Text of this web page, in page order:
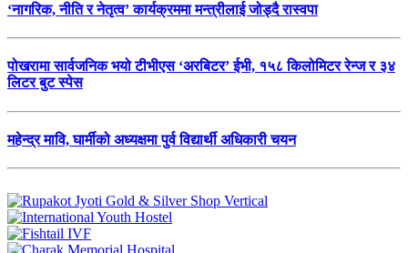
‘नागरिक, नीति र नेतृत्व’ कार्यक्रममा मन्त्रीलाई जोड्दै रास्वपा
पोखरामा सार्वजनिक भयो टीभीएस ‘अरबिटर’ ईभी, १५८ किलोमिटर रेन्ज र ३४
लिटर बुट स्पेस
महेन्द्र मावि, घार्मीको अध्यक्षमा पुर्व विद्यार्थी अधिकारी चयन